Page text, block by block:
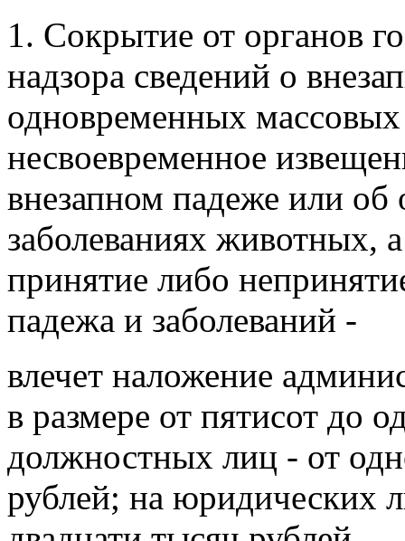
1. Сокрытие от органов
надзора сведений о
одновременных
несвоевременное
внезапном падеже или
заболеваниях животных,
принятие либо
падежа и заболеваний -
влечет наложение
в размере от пятисот до
должностных лиц - от
рублей; на юридических